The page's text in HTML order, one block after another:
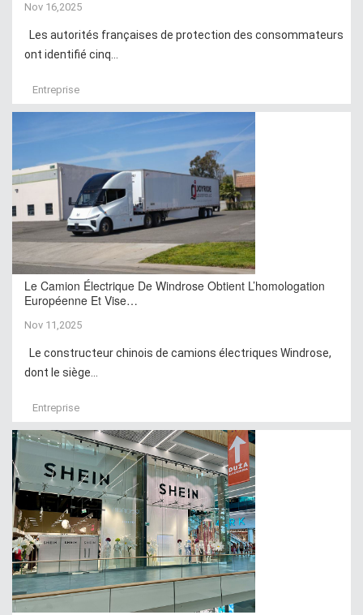
Nov 16,2025
Les autorités françaises de protection des consommateurs
ont identifié cinq...
Entreprise
Le Camion Électrique De Windrose Obtient L’homologation
Européenne Et Vise…
Nov 11,2025
Le constructeur chinois de camions électriques Windrose,
dont le siège...
Entreprise